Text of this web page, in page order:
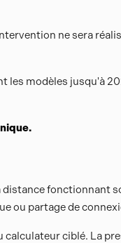
ne sera
modèles jusqu'à
fonctionnant
ou partage de
ciblé. La